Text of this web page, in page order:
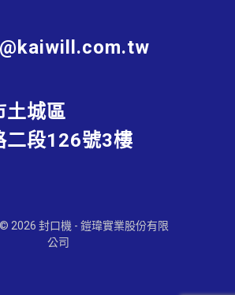
土城區
二段126號3樓
2026 封口機 - 鎧瑋實業股份有限
公司